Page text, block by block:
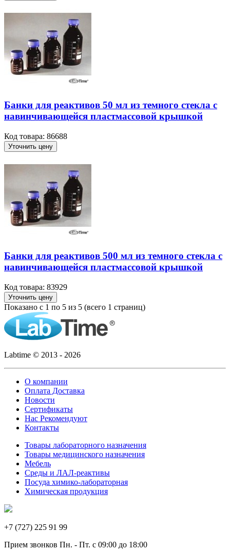
Банки для реактивов 50 мл из темного стекла с
навинчивающейся пластмассовой крышкой
Код товара: 86688
Уточнить цену
Банки для реактивов 500 мл из темного стекла с
навинчивающейся пластмассовой крышкой
Код товара: 83929
Уточнить цену
Показано с 1 по 5 из 5 (всего 1 страниц)
Labtime © 2013 - 2026
О компании
Оплата Доставка
Новости
Сертификаты
Нас Рекомендуют
Контакты
Товары лабораторного назначения
Товары медицинского назначения
Мебель
Среды и ЛАЛ-реактивы
Посуда химико-лабораторная
Химическая продукция
+7 (727) 225 91 99
Прием звонков Пн. - Пт. с 09:00 до 18:00